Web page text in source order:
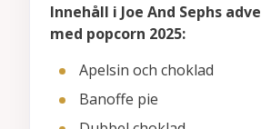
Innehåll i Joe And Sephs
med popcorn 2025:
Apelsin och choklad
Banoffe pie